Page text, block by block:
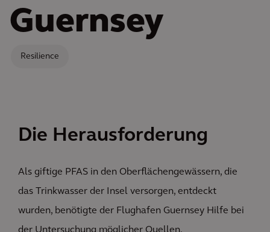
Guernsey
Resilience
Die Herausforderung
Als giftige PFAS in den Oberflächengewässern, die
das Trinkwasser der Insel versorgen, entdeckt
wurden, benötigte der Flughafen Guernsey Hilfe bei